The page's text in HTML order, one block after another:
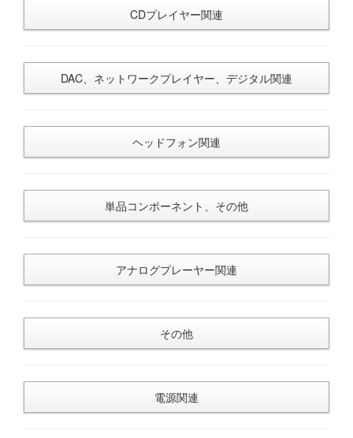
CDプレイヤー関連
DAC、ネットワークプレイヤー、デジタル関連
ヘッドフォン関連
単品コンポーネント、その他
アナログプレーヤー関連
その他
電源関連